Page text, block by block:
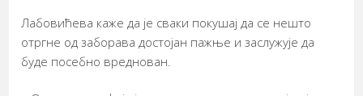
Лабовићева каже да је сваки покушај да се нешто
отргне од заборава достојан пажње и заслужује да
буде посебно вреднован.